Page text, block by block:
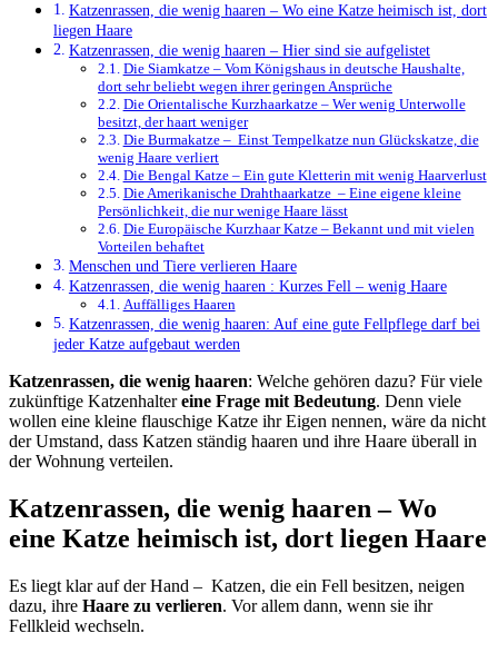
Katzenrassen, die wenig haaren – Wo eine Katze heimisch ist, dort
liegen Haare
Katzenrassen, die wenig haaren – Hier sind sie aufgelistet
Die Siamkatze – Vom Königshaus in deutsche Haushalte,
dort sehr beliebt wegen ihrer geringen Ansprüche
Die Orientalische Kurzhaarkatze – Wer wenig Unterwolle
besitzt, der haart weniger
Die Burmakatze – Einst Tempelkatze nun Glückskatze, die
wenig Haare verliert
Die Bengal Katze – Ein gute Kletterin mit wenig Haarverlust
Die Amerikanische Drahthaarkatze – Eine eigene kleine
Persönlichkeit, die nur wenige Haare lässt
Die Europäische Kurzhaar Katze – Bekannt und mit vielen
Vorteilen behaftet
Menschen und Tiere verlieren Haare
Katzenrassen, die wenig haaren : Kurzes Fell – wenig Haare
Auffälliges Haaren
Katzenrassen, die wenig haaren: Auf eine gute Fellpflege darf bei
jeder Katze aufgebaut werden
Katzenrassen, die wenig haaren: Welche gehören dazu? Für viele
zukünftige Katzenhaltereine Frage mit Bedeutung. Denn viele
wollen eine kleine flauschige Katze ihr Eigen nennen, wäre da nicht
der Umstand, dass Katzen ständig haaren und ihre Haare überall in
der Wohnung verteilen.
Katzenrassen, die wenig haaren – Wo
eine Katze heimisch ist, dort liegen Haare
Es liegt klar auf der Hand – Katzen, die ein Fell besitzen, neigen
dazu, ihre Haare zu verlieren. Vor allem dann, wenn sie ihr
Fellkleid wechseln.